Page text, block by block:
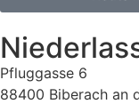
Pfluggasse 6
88400 Biberach an